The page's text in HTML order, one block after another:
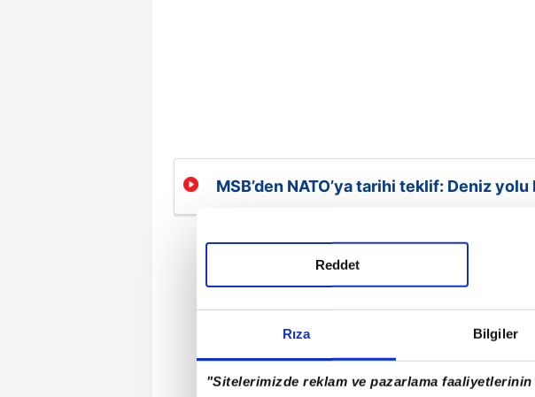
Rıza Bilgiler
"Sitelerimizde reklam ve pazarlama
Reddet
MSB’den NATO’ya tarihi teklif: Deniz yolu